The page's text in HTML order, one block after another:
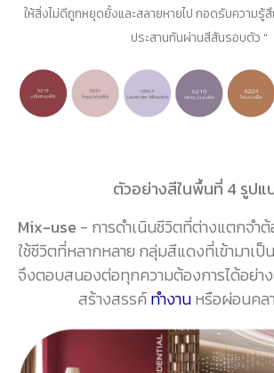
ให้สิ่งไม่ดีถูกหยุดยั้งและสลายหายไป กอดรับความรู้
ประสานกันผ่านสีสันรอบตัว "
ตัวอย่างสีในพื้นที่ 4 รูปแ
Mix-use - การดำเนินชีวิตที่ต่างแตกจำ
ใช้ชีวิตที่หลากหลาย กลุ่มสีแดงที่เข้ามาเป็
จึงตอบสนองต่อทุกความต้องการได้อย่าง
สร้างสรรค์ทำงานหรือผ่อนคล